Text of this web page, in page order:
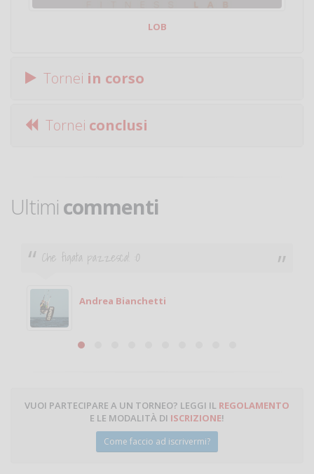
LOB
Tornei in corso
Tornei conclusi
Ultimi commenti
Che figata pazzesca! :O
Andrea Bianchetti
VUOI PARTECIPARE A UN TORNEO? LEGGI IL REGOLAMENTO
E LE MODALITÀ DI ISCRIZIONE!
Come faccio ad iscrivermi?